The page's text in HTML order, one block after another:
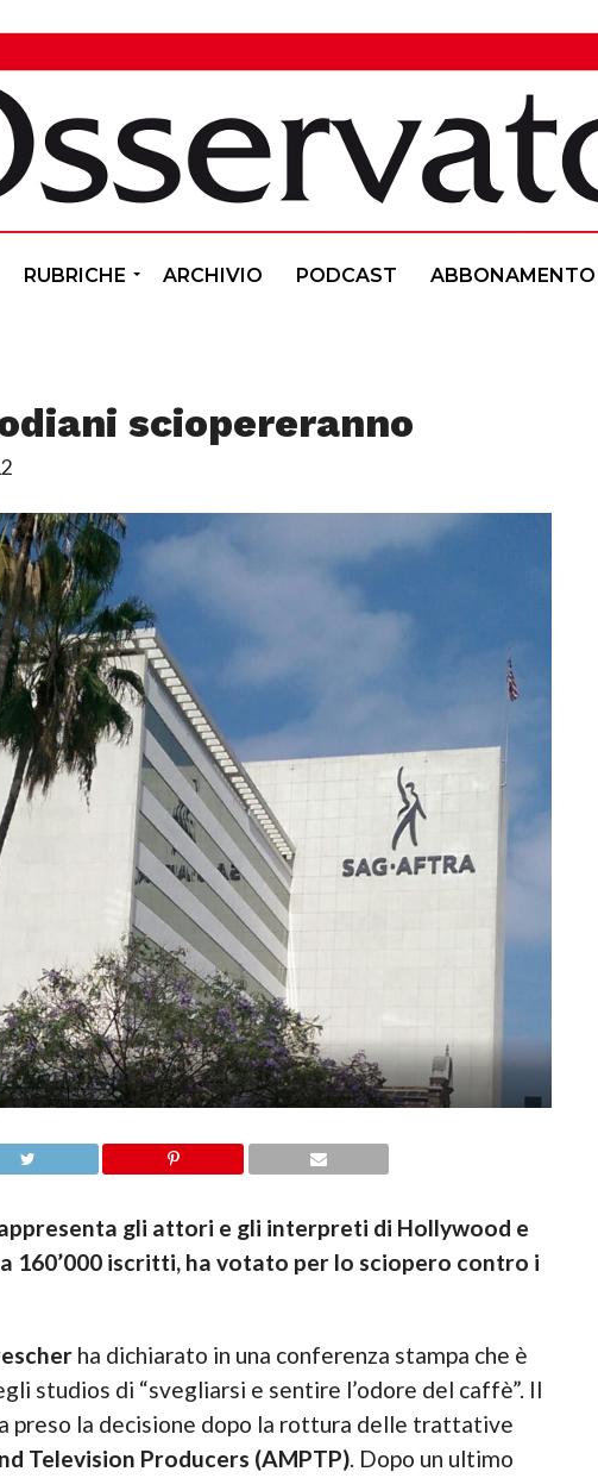
RUBRICHE ARCHIVIO PODCAST ABBONAMENTO
sciopereranno
gli attori e gli interpreti di Hollywood e
160’000 iscritti, ha votato per lo sciopero contro i
ha dichiarato in una conferenza stampa che è
studios di “svegliarsi e sentire l’odore del caffè”. Il
preso la decisione dopo la rottura delle trattative
Television Producers (AMPTP). Dopo un ultimo